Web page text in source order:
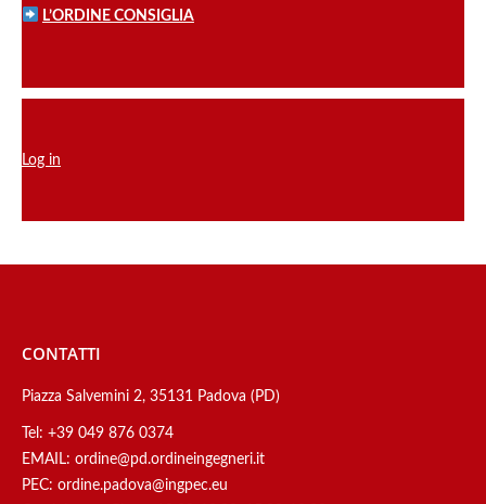
L’ORDINE CONSIGLIA
Log in
CONTATTI
Piazza Salvemini 2, 35131 Padova (PD)
Tel: +39 049 876 0374
EMAIL: ordine@pd.ordineingegneri.it
PEC: ordine.padova@ingpec.eu